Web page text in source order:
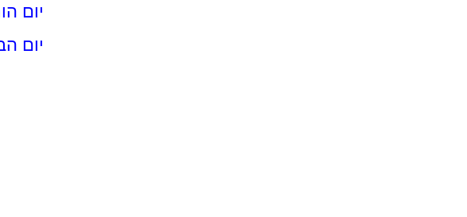
יום הורד
יום הבלוג 31.08